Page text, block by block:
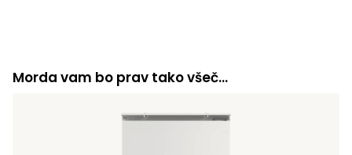
Morda vam bo prav tako všeč…